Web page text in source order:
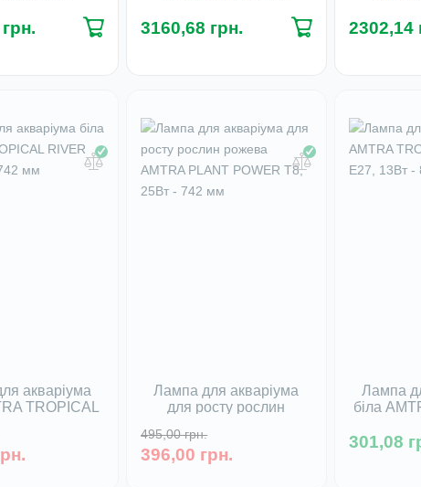
10.5Вт,
мм
FRESH 10.5Вт
3160,68 грн. 2302,14
акваріума
TROPICAL
наявності
Лампа для акваріума
для росту рослин
POWER T8, 25Вт - 742
мм
495,00 грн.
396,00 грн.
Лампа
біла
Немає
301,08